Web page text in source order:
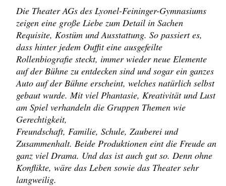
Die Theater AGs des Lyonel-Feininger-Gymnasiums
zeigen eine große Liebe zum Detail in Sachen
Requisite, Kostüm und Ausstattung. So passiert es,
dass hinter jedem Ouffit eine ausgefeilte
Rollenbiografie steckt, immer wieder neue Elemente
auf der Bühne zu entdecken sind und sogar ein ganzes
Auto auf der Bühne erscheint, welches natürlich selbst
gebaut wurde. Mit viel Phantasie, Kreativität und Lust
am Spiel verhandeln die Gruppen Themen wie
Gerechtigkeit,
Freundschaft, Familie, Schule, Zauberei und
Zusammenhalt. Beide Produktionen eint die Freude an
ganz viel Drama. Und das ist auch gut so. Denn ohne
Konflikte, wäre das Leben sowie das Theater sehr
langweilig.